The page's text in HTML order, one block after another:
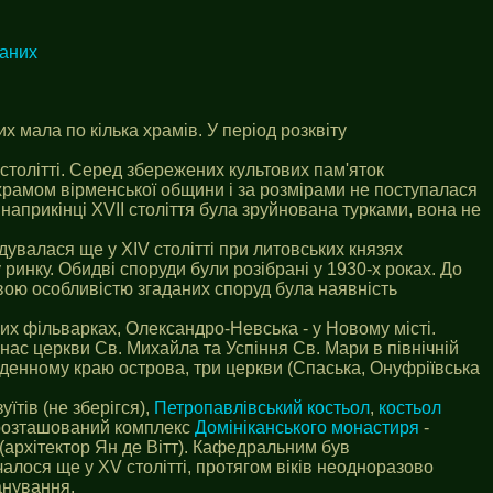
по кілька храмів. У період розквіту
Серед збережених культових пам'яток
вірменської общини і за розмірами не поступалася
XVII століття була зруйнована турками, вона не
ще у XIV столітті при литовських князях
Обидві споруди були розібрані у 1930-х роках. До
особливістю згаданих споруд була наявність
фільварках, Олександро-Невська - у Новому місті.
церкви Св. Михайла та Успіння Св. Мари в північній
краю острова, три церкви (Спаська, Онуфріївська
(не зберігся), Петропавлівський костьол, костьол
комплекс Домініканського монастиря -
Ян де Вітт). Кафедральним був
ще у XV столітті, протягом віків неодноразово